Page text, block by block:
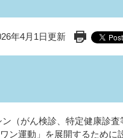
年4月1日更新 印刷ペ
（がん検診、特定健康診査
ン運動」を展開するために